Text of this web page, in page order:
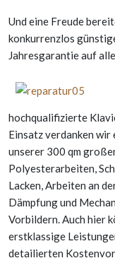
Und eine Freude
konkurrenzlos
Jahresgarantie auf
hochqualifizierte
Einsatz verdanken wir
unserer 300 qm
Polyesterarbeiten,
Lacken, Arbeiten an
Dämpfung und
Vorbildern. Auch hier
erstklassige
detailierten